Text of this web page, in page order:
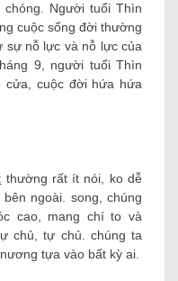
Người tuổi Thìn
cuộc sống đời thường
sự nỗ lực và nỗ lực của
9, người tuổi Thìn
cửa, cuộc đời hứa hứa
thường rất ít nói, ko dễ
ngoài. song, chúng
cao, mang chí to và
chủ, tự chủ. chúng ta
tựa vào bất kỳ ai.